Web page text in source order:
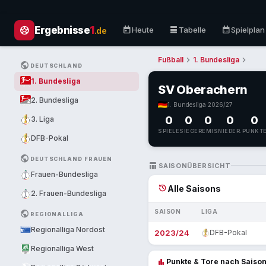
sports_soccer Ergebnisse1.de todayHeute table_rows Tabelle calendar_monthSpielplan
PUBLIC DEUTSCHLAND
1. Bundesliga
2. Bundesliga
3. Liga
DFB-Pokal
PUBLIC DEUTSCHLAND FRAUEN
Frauen-Bundesliga
2. Frauen-Bundesliga
PUBLIC REGIONALLIGA
Regionalliga Nordost
Regionalliga West
Fußball chevron_right 1. Bundesliga chevron_right
SV Oberachern
1. Bundesliga 2026/27
0
SPIELE
0
SIEGE
0
REMIS
0
NIEDER.
0
PUNKTE
TABLE_CHART SAISONÜBERSICHT
historyAlle Saisons
SAISON LIGA
2023/24 DFB-Pokal
bar_chart Punkte & Tore nach Saison